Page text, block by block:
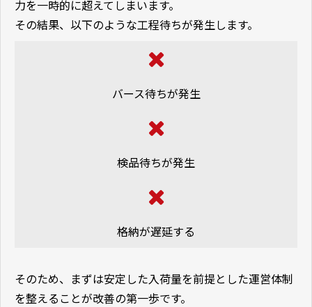
力を一時的に超えてしまいます。
その結果、以下のような工程待ちが発生します。
バース待ちが発生
検品待ちが発生
格納が遅延する
そのため、まずは安定した入荷量を前提とした運営体制
を整えることが改善の第一歩です。